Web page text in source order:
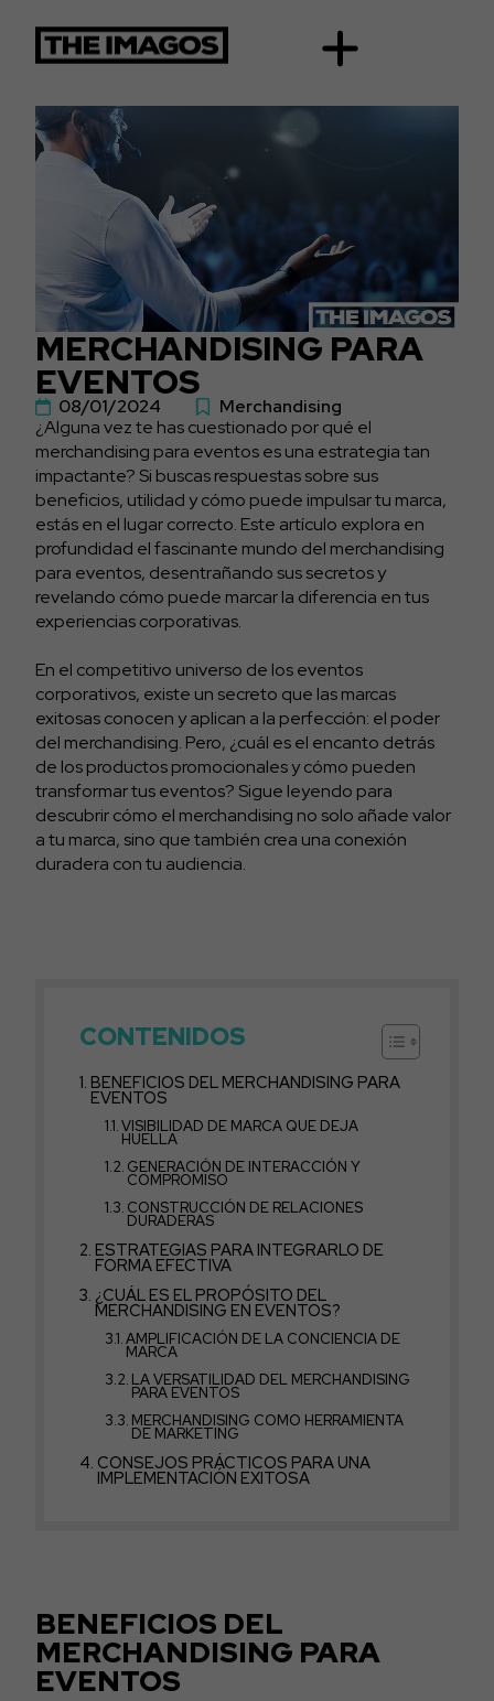
MERCHANDISING PARA
EVENTOS
08/01/2024
Merchandising
¿Alguna vez te has cuestionado por qué el
merchandising para eventos es una estrategia tan
impactante? Si buscas respuestas sobre sus
beneficios, utilidad y cómo puede impulsar tu marca,
estás en el lugar correcto. Este artículo explora en
profundidad el fascinante mundo del merchandising
para eventos, desentrañando sus secretos y
revelando cómo puede marcar la diferencia en tus
experiencias corporativas.
En el competitivo universo de los eventos
corporativos, existe un secreto que las marcas
exitosas conocen y aplican a la perfección: el poder
del merchandising. Pero, ¿cuál es el encanto detrás
de los productos promocionales y cómo pueden
transformar tus eventos? Sigue leyendo para
descubrir cómo el merchandising no solo añade valor
a tu marca, sino que también crea una conexión
duradera con tu audiencia.
CONTENIDOS
BENEFICIOS DEL MERCHANDISING PARA
EVENTOS
VISIBILIDAD DE MARCA QUE DEJA
HUELLA
GENERACIÓN DE INTERACCIÓN Y
COMPROMISO
CONSTRUCCIÓN DE RELACIONES
DURADERAS
ESTRATEGIAS PARA INTEGRARLO DE
FORMA EFECTIVA
¿CUÁL ES EL PROPÓSITO DEL
MERCHANDISING EN EVENTOS?
AMPLIFICACIÓN DE LA CONCIENCIA DE
MARCA
LA VERSATILIDAD DEL MERCHANDISING
PARA EVENTOS
MERCHANDISING COMO HERRAMIENTA
DE MARKETING
CONSEJOS PRÁCTICOS PARA UNA
IMPLEMENTACIÓN EXITOSA
BENEFICIOS DEL
MERCHANDISING PARA
EVENTOS